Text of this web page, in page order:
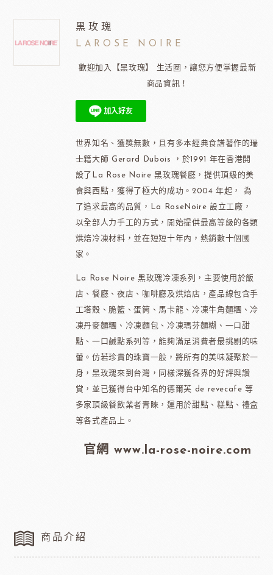
黑玫瑰
LAROSE NOIRE
歡迎加入【黑玫瑰】 生活圈，讓您方便掌握最新
商品資訊！
世界知名、獲獎無數，且有多本經典食譜著作的瑞
士籍大師 Gerard Dubois ，於1991 年在香港開
設了La Rose Noire 黑玫瑰餐廳，提供頂級的美
食與西點，獲得了極大的成功。2004 年起， 為
了追求最高的品質，La RoseNoire 設立工廠，
以全部人力手工的方式，開始提供最高等級的各類
烘焙冷凍材料，並在短短十年內，熱銷數十個國
家。
La Rose Noire 黑玫瑰冷凍系列，主要使用於飯
店、餐廳、夜店、咖啡廳及烘焙店，產品線包含手
工塔殼、脆籃、蛋筒、馬卡龍、冷凍牛角麵糰、冷
凍丹麥麵糰、冷凍麵包、冷凍瑪芬麵糊、一口甜
點、一口鹹點系列等，能夠滿足消費者最挑剔的味
蕾。仿若珍貴的珠寶一般，將所有的美味凝聚於一
身，黑玫瑰來到台灣，同樣深獲各界的好評與讚
賞，並已獲得台中知名的德爾芙 de revecafe 等
多家頂級餐飲業者青睞，運用於甜點、糕點、禮盒
等各式產品上。
官網 www.la-rose-noire.com
商品介紹